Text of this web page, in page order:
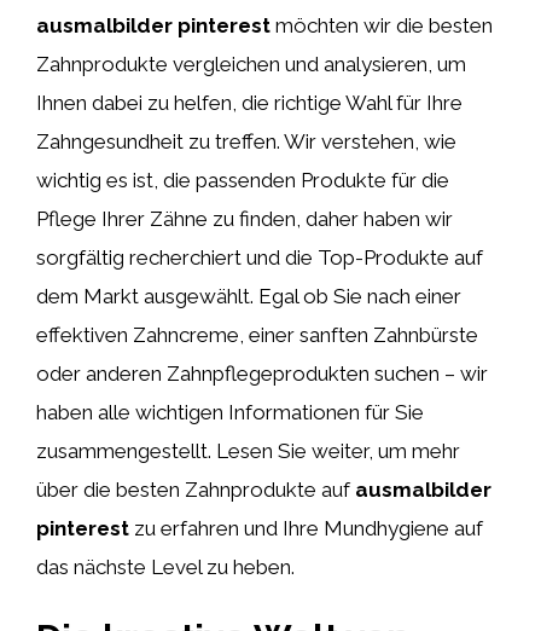
ausmalbilder pinterest möchten wir die besten
Zahnprodukte vergleichen und analysieren, um
Ihnen dabei zu helfen, die richtige Wahl für Ihre
Zahngesundheit zu treffen. Wir verstehen, wie
wichtig es ist, die passenden Produkte für die
Pflege Ihrer Zähne zu finden, daher haben wir
sorgfältig recherchiert und die Top-Produkte auf
dem Markt ausgewählt. Egal ob Sie nach einer
effektiven Zahncreme, einer sanften Zahnbürste
oder anderen Zahnpflegeprodukten suchen – wir
haben alle wichtigen Informationen für Sie
zusammengestellt. Lesen Sie weiter, um mehr
über die besten Zahnprodukte auf ausmalbilder
pinterest zu erfahren und Ihre Mundhygiene auf
das nächste Level zu heben.